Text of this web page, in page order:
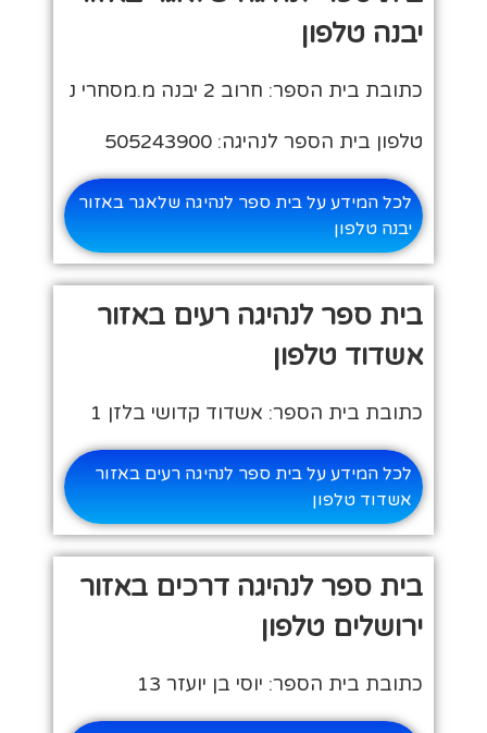
יבנה טלפון
כתובת בית הספר: חרוב 2 יבנה מ.מסחרי נ
טלפון בית הספר לנהיגה: 505243900
לכל המידע על בית ספר לנהיגה שלאגר באזור
יבנה טלפון
בית ספר לנהיגה רעים באזור
אשדוד טלפון
כתובת בית הספר: אשדוד קדושי בלזן 1
לכל המידע על בית ספר לנהיגה רעים באזור
אשדוד טלפון
בית ספר לנהיגה דרכים באזור
ירושלים טלפון
כתובת בית הספר: יוסי בן יועזר 13